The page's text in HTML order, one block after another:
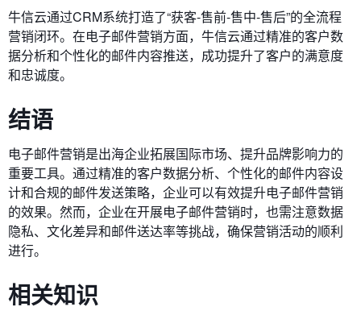
牛信云通过CRM系统打造了“获客-售前-售中-售后”的全流程
营销闭环。在电子邮件营销方面，牛信云通过精准的客户数
据分析和个性化的邮件内容推送，成功提升了客户的满意度
和忠诚度。
结语
电子邮件营销是出海企业拓展国际市场、提升品牌影响力的
重要工具。通过精准的客户数据分析、个性化的邮件内容设
计和合规的邮件发送策略，企业可以有效提升电子邮件营销
的效果。然而，企业在开展电子邮件营销时，也需注意数据
隐私、文化差异和邮件送达率等挑战，确保营销活动的顺利
进行。
相关知识